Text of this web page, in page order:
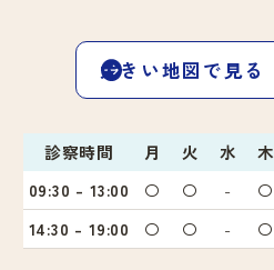
大きい地図で見る
診察時間 月 火 水 木
09:30 - 13:00
〇 〇 - 〇
14:30 - 19:00
〇 〇 - 〇